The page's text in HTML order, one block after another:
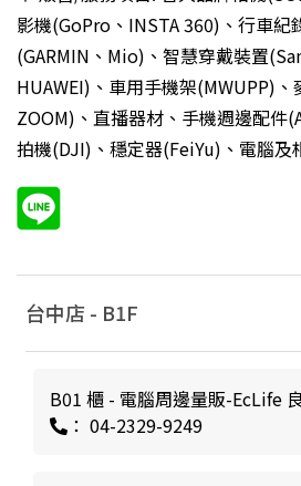
影機(GoPro、INSTA 360)、行車紀
(GARMIN、Mio)、智慧穿戴裝置
HUAWEI)、車用手機架(MWUPP)、
ZOOM)、直播器材、手機週邊配件
拍機(DJI)、穩定器(FeiYu)、電腦及
台中店 - B1F
B01 櫃 - 電腦周邊量販-EcLife
： 04-2329-9249